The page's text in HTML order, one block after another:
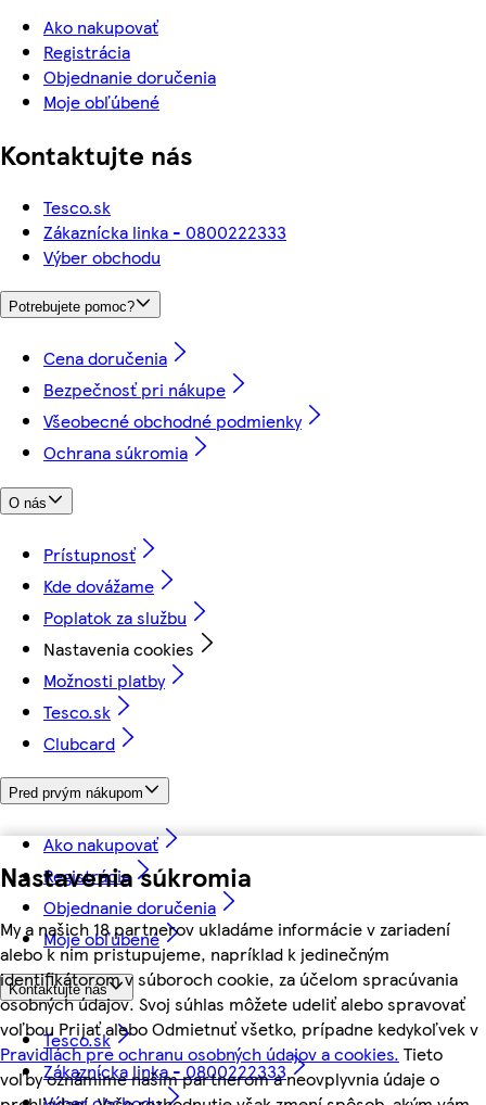
Nastavenia súkromia
My a našich 18 partnerov ukladáme informácie v zariadení
alebo k nim pristupujeme, napríklad k jedinečným
identifikátorom v súboroch cookie, za účelom spracúvania
osobných údajov. Svoj súhlas môžete udeliť alebo spravovať
voľbou Prijať alebo Odmietnuť všetko, prípadne kedykoľvek v
Pravidlách pre ochranu osobných údajov a cookies. Tieto
voľby oznámime našim partnerom a neovplyvnia údaje o
Ako nakupovať
Registrácia
Objednanie doručenia
Moje obľúbené
Kontaktujte nás
Tesco.sk
Zákaznícka linka - 0800222333
Výber obchodu
Potrebujete pomoc?
Cena doručenia
Bezpečnosť pri nákupe
Všeobecné obchodné podmienky
Ochrana súkromia
O nás
Prístupnosť
Kde dovážame
Poplatok za službu
Nastavenia cookies
Možnosti platby
Tesco.sk
Clubcard
Pred prvým nákupom
Ako nakupovať
Registrácia
Objednanie doručenia
Moje obľúbené
Kontaktujte nás
Tesco.sk
Zákaznícka linka - 0800222333